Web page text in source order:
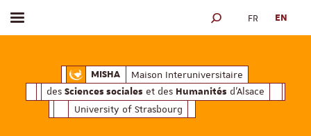
MISHAMaison Interuniversitaire des
Maison Interuniversitaire
des Sciences sociales et des Humanités d'Alsace
University of Strasbourg
Toggle menu SEARCH ENGINE
FR EN